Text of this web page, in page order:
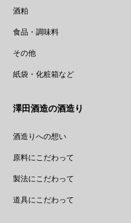
酒粕
食品・調味料
その他
紙袋・化粧箱など
澤田酒造の酒造り
酒造りへの想い
原料にこだわって
製法にこだわって
道具にこだわって